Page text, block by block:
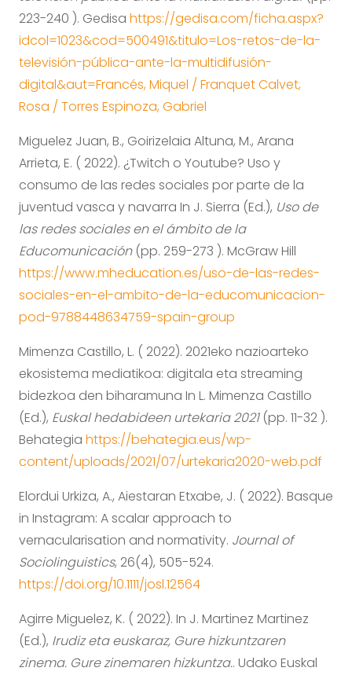
223-240 ). Gedisa https://gedisa.com/ficha.aspx?
idcol=1023&cod=500491&titulo=Los-retos-de-la-
televisión-pública-ante-la-multidifusión-
digital&aut=Francés, Miquel / Franquet Calvet,
Rosa / Torres Espinoza, Gabriel
Miguelez Juan, B., Goirizelaia Altuna, M., Arana
Arrieta, E. ( 2022). ¿Twitch o Youtube? Uso y
consumo de las redes sociales por parte de la
juventud vasca y navarra In J. Sierra (Ed.), Uso de
las redes sociales en el ámbito de la
Educomunicación(pp. 259-273 ). McGraw Hill
https://www.mheducation.es/uso-de-las-redes-
sociales-en-el-ambito-de-la-educomunicacion-
pod-9788448634759-spain-group
Mimenza Castillo, L. ( 2022). 2021eko nazioarteko
ekosistema mediatikoa: digitala eta streaming
bidezkoa den biharamuna In L. Mimenza Castillo
(Ed.), Euskal hedabideen urtekaria 2021(pp. 11-32 ).
Behategia https://behategia.eus/wp-
content/uploads/2021/07/urtekaria2020-web.pdf
Elordui Urkiza, A., Aiestaran Etxabe, J. ( 2022). Basque
in Instagram: A scalar approach to
vernacularisation and normativity. Journal of
Sociolinguistics, 26(4), 505-524.
https://doi.org/10.1111/josl.12564
Agirre Miguelez, K. ( 2022). In J. Martinez Martinez
(Ed.), Irudiz eta euskaraz, Gure hizkuntzaren
zinema. Gure zinemaren hizkuntza.. Udako Euskal